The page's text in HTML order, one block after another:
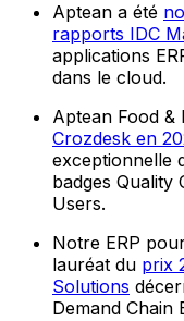
Aptean a été
rapports IDC
applications
dans le cloud.
Aptean Food &
Crozdesk en
exceptionnelle
badges Quality
Users.
Notre ERP
lauréat du prix
Solutions
Demand Chain